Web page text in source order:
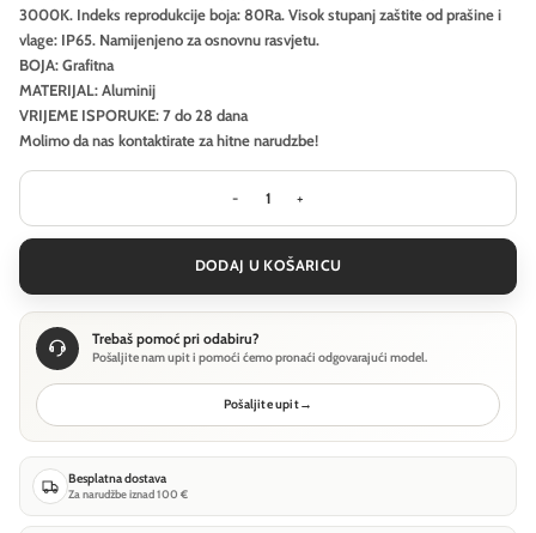
3000K. Indeks reprodukcije boja: 80Ra. Visok stupanj zaštite od prašine i
vlage: IP65. Namijenjeno za osnovnu rasvjetu.
BOJA: Grafitna
MATERIJAL: Aluminij
VRIJEME ISPORUKE: 7 do 28 dana
Molimo da nas kontaktirate za hitne narudzbe!
Krajobrazna svjetiljka Outdoor Olten
DODAJ U KOŠARICU
Trebaš pomoć pri odabiru?
Pošaljite nam upit i pomoći ćemo pronaći odgovarajući model.
Pošaljite upit→
Besplatna dostava
Za narudžbe iznad 100 €